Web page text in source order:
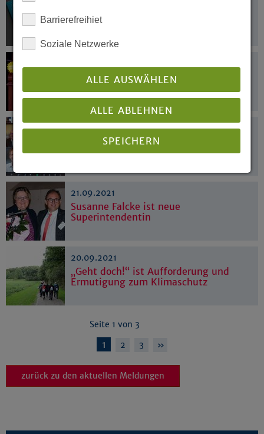
Festival der unbequemen Filme
21.09.2021
Pandemie und Partnerschaftsarbeit
21.09.2021
Susanne Falcke ist neue
Superintendentin
20.09.2021
„Geht doch!“ ist Aufforderung und
Ermutigung zum Klimaschutz
Seite 1 von 3
1 2 3 »
zurück zu den aktuellen Meldungen
Barrierefreihiet
Soziale Netzwerke
ALLE AUSWÄHLEN
ALLE ABLEHNEN
SPEICHERN
Impressum| Datenschutz